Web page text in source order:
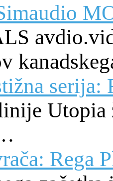
serija:
Utopia
Rega